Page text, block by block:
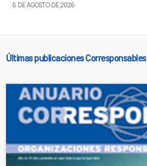
6 DE AGOSTO DE 2026
Últimas publicaciones Corresponsables